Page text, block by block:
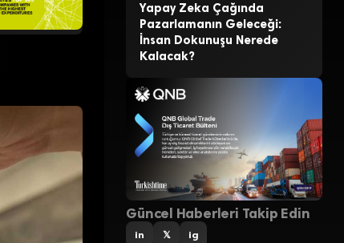
Yapay Zeka Çağında
Pazarlamanın Geleceği:
İnsan Dokunuşu Nerede
Kalacak?
Güncel Haberleri Takip Edin
in 𝕏 ig